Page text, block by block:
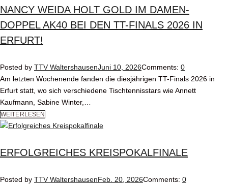
NANCY WEIDA HOLT GOLD IM DAMEN-
DOPPEL AK40 BEI DEN TT-FINALS 2026 IN
ERFURT!
Posted by TTV WaltershausenJuni 10, 2026Comments: 0
Am letzten Wochenende fanden die diesjährigen TT-Finals 2026 in
Erfurt statt, wo sich verschiedene Tischtennisstars wie Annett
Kaufmann, Sabine Winter,…
WEITERLESEN
ERFOLGREICHES KREISPOKALFINALE
Posted by TTV WaltershausenFeb. 20, 2026Comments: 0